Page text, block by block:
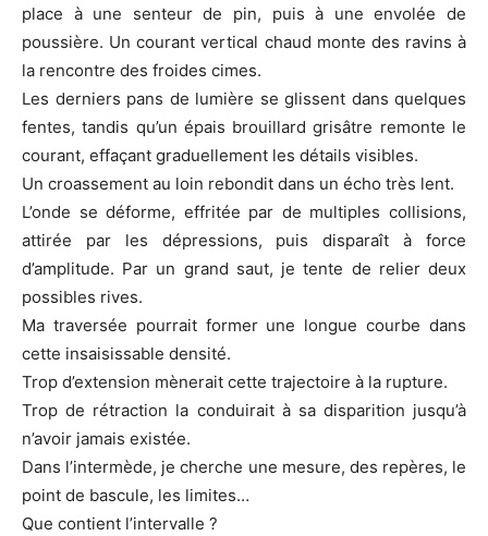
place à une senteur de pin, puis à une envolée de
poussière. Un courant vertical chaud monte des ravins à
la rencontre des froides cimes.
Les derniers pans de lumière se glissent dans quelques
fentes, tandis qu’un épais brouillard grisâtre remonte le
courant, effaçant graduellement les détails visibles.
Un croassement au loin rebondit dans un écho très lent.
L’onde se déforme, effritée par de multiples collisions,
attirée par les dépressions, puis disparaît à force
d’amplitude. Par un grand saut, je tente de relier deux
possibles rives.
Ma traversée pourrait former une longue courbe dans
cette insaisissable densité.
Trop d’extension mènerait cette trajectoire à la rupture.
Trop de rétraction la conduirait à sa disparition jusqu’à
n’avoir jamais existée.
Dans l’intermède, je cherche une mesure, des repères, le
point de bascule, les limites…
Que contient l’intervalle ?